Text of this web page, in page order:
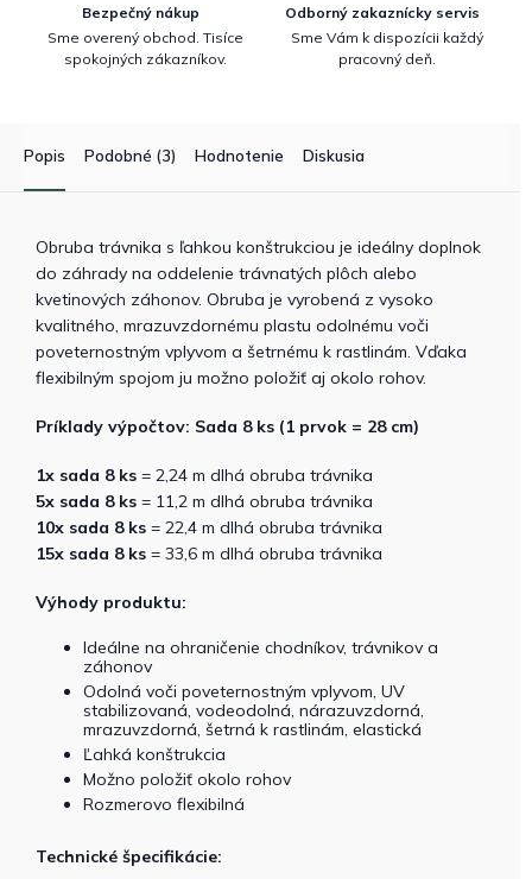
Bezpečný nákup
Sme overený obchod. Tisíce
spokojných zákazníkov.
Odborný zakaznícky servis
Sme Vám k dispozícii každý
pracovný deň.
Popis Podobné (3) Hodnotenie Diskusia
Obruba trávnika s ľahkou konštrukciou je ideálny doplnok
do záhrady na oddelenie trávnatých plôch alebo
kvetinových záhonov. Obruba je vyrobená z vysoko
kvalitného, mrazuvzdornému plastu odolnému voči
poveternostným vplyvom a šetrnému k rastlinám. Vďaka
flexibilným spojom ju možno položiť aj okolo rohov.
Príklady výpočtov: Sada 8 ks (1 prvok = 28 cm)
1x sada 8 ks = 2,24 m dlhá obruba trávnika
5x sada 8 ks = 11,2 m dlhá obruba trávnika
10x sada 8 ks = 22,4 m dlhá obruba trávnika
15x sada 8 ks = 33,6 m dlhá obruba trávnika
Výhody produktu:
Ideálne na ohraničenie chodníkov, trávnikov a
záhonov
Odolná voči poveternostným vplyvom, UV
stabilizovaná, vodeodolná, nárazuvzdorná,
mrazuvzdorná, šetrná k rastlinám, elastická
Ľahká konštrukcia
Možno položiť okolo rohov
Rozmerovo flexibilná
Technické špecifikácie: